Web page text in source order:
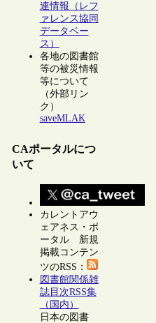
連情報（レフ
ァレンス協同
データベー
ス）
各地の図書館
等の被災情報
等について
（外部リン
ク）
saveMLAK
CAポータルにつ
いて
カレントアウ
ェアネス・ポ
ータル 新規
掲載コンテン
ツのRSS：
図書館関係雑
誌目次RSS集
（国内）
日本の図書